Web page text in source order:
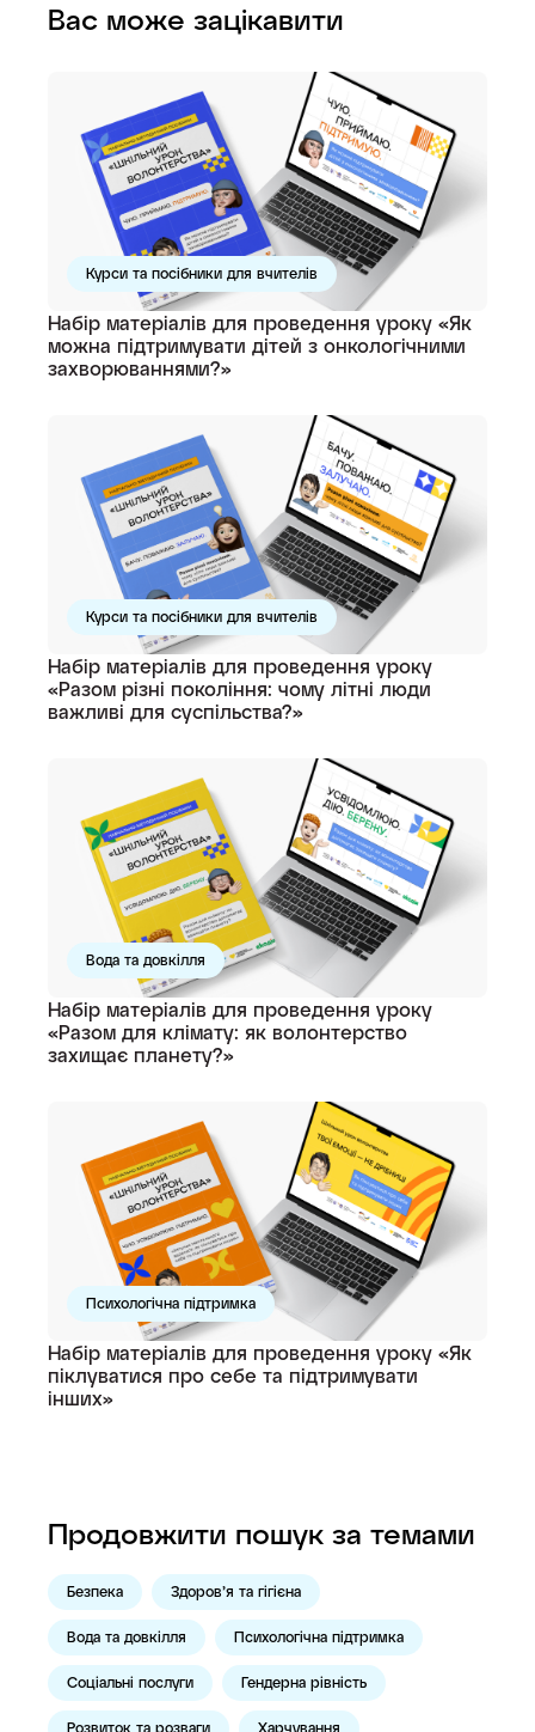
Вас може зацікавити
Курси та посібники для вчителів
Набір матеріалів для проведення уроку «Як
можна підтримувати дітей з онкологічними
захворюваннями?»
Курси та посібники для вчителів
Набір матеріалів для проведення уроку
«Разом різні покоління: чому літні люди
важливі для суспільства?»
Вода та довкілля
Набір матеріалів для проведення уроку
«Разом для клімату: як волонтерство
захищає планету?»
Психологічна підтримка
Набір матеріалів для проведення уроку «Як
піклуватися про себе та підтримувати
інших»
Продовжити пошук за темами
Безпека Здоров’я та гігієна
Вода та довкілля Психологічна підтримка
Соціальні послуги Гендерна рівність
Розвиток та розваги Харчування